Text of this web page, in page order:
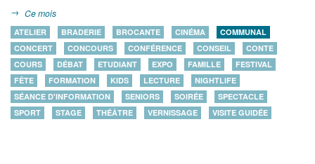
Ce mois
ATELIER BRADERIE BROCANTE CINÉMA
COMMUNAL
CONCERT
CONCOURS CONFÉRENCE CONSEIL
CONTE
COURS
DÉBAT ETUDIANT EXPO FAMILLE
FESTIVAL
FÊTE
FORMATION KIDS LECTURE
NIGHTLIFE
SÉANCE D'INFORMATION
SENIORS SOIRÉE
SPECTACLE
SPORT
STAGE THÉÂTRE VERNISSAGE VISITE GUIDÉE